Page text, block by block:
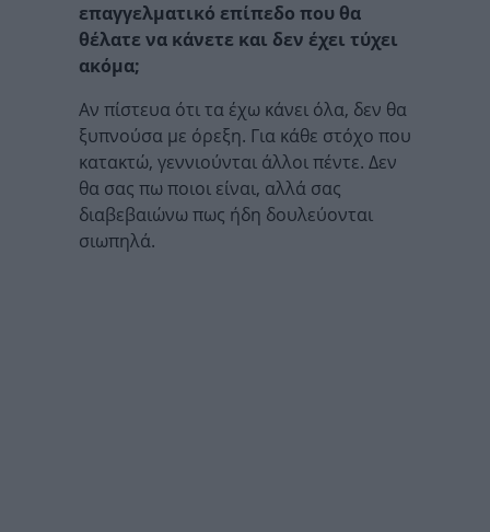
επαγγελματικό επίπεδο που θα
θέλατε να κάνετε και δεν έχει τύχει
ακόμα;
Αν πίστευα ότι τα έχω κάνει όλα, δεν θα
ξυπνούσα με όρεξη. Για κάθε στόχο που
κατακτώ, γεννιούνται άλλοι πέντε. Δεν
θα σας πω ποιοι είναι, αλλά σας
διαβεβαιώνω πως ήδη δουλεύονται
σιωπηλά.